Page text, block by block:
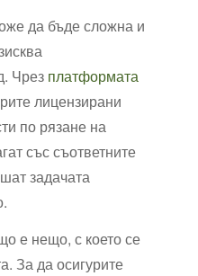
да бъде сложна и
Чрез платформата
лицензирани
по рязане на
със съответните
задачата
е нещо, с което се
За да осигурите